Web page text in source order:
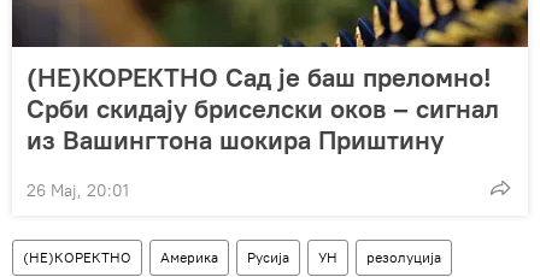
(НЕ)КОРЕКТНО Сад је баш преломно!
Срби скидају бриселски оков – сигнал
из Вашингтона шокира Приштину
26 Мај, 20:01
(НЕ)КОРЕКТНО Америка Русија УН резолуција